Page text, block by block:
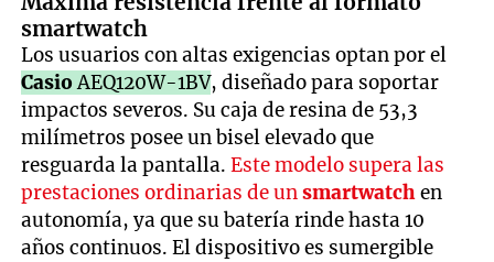
smartwatch
Los usuarios con altas exigencias optan por el
CasioAEQ120W-1BV, diseñado para soportar
impactos severos. Su caja de resina de 53,3
milímetros posee un bisel elevado que
resguarda la pantalla.Este modelo supera las
prestaciones ordinarias de unsmartwatchen
autonomía, ya que su batería rinde hasta 10
años continuos. El dispositivo es sumergible